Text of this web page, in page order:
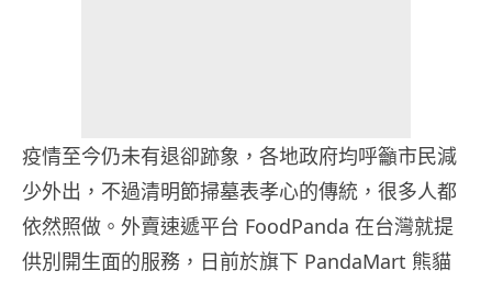
疫情至今仍未有退卻跡象，各地政府均呼籲市民減
少外出，不過清明節掃墓表孝心的傳統，很多人都
依然照做。外賣速遞平台 FoodPanda 在台灣就提
供別開生面的服務，日前於旗下 PandaMart 熊貓